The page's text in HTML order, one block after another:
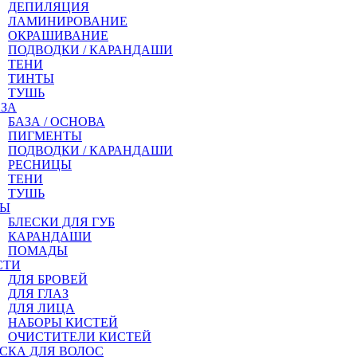
ДЕПИЛЯЦИЯ
ЛАМИНИРОВАНИЕ
ОКРАШИВАНИЕ
ПОДВОДКИ / КАРАНДАШИ
ТЕНИ
ТИНТЫ
ТУШЬ
БАЗА / ОСНОВА
ПИГМЕНТЫ
ПОДВОДКИ / КАРАНДАШИ
РЕСНИЦЫ
ТЕНИ
ТУШЬ
БЛЕСКИ ДЛЯ ГУБ
КАРАНДАШИ
ПОМАДЫ
ДЛЯ БРОВЕЙ
ДЛЯ ГЛАЗ
ДЛЯ ЛИЦА
НАБОРЫ КИСТЕЙ
ОЧИСТИТЕЛИ КИСТЕЙ
ДЛЯ ВОЛОС